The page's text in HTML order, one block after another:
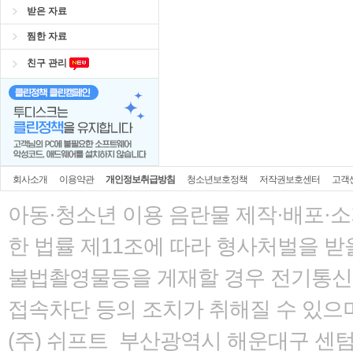
받은 자료
찜한 자료
친구 관리
회사소개 이용약관 개인정보취급방침 청소년보호정책 저작권보호센터 고객
아동·청소년 이용 음란물 제작·배포·
한 법률 제11조에 따라 형사처벌을 받
불법촬영물등을 게재할 경우 전기통
접속차단 등의 조치가 취해질 수 있으
(주) 쉬프트 부산광역시 해운대구 센